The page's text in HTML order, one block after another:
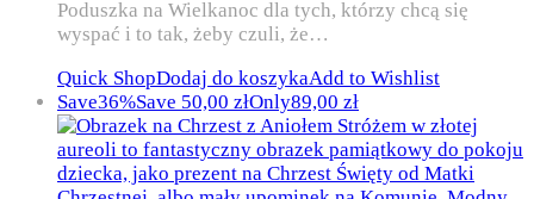
Poduszka na Wielkanoc dla tych, którzy chcą się
wyspać i to tak, żeby czuli, że…
Quick ShopDodaj do koszykaAdd to Wishlist
Save36%Save 50,00 złOnly89,00 zł